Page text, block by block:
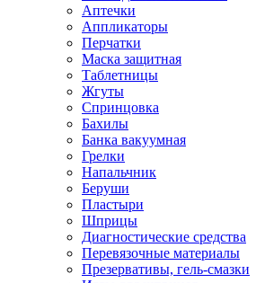
Аптечки
Аппликаторы
Перчатки
Маска защитная
Таблетницы
Жгуты
Спринцовка
Бахилы
Банка вакуумная
Грелки
Напальчник
Беруши
Пластыри
Шприцы
Диагностические средства
Перевязочные материалы
Презервативы, гель-смазки